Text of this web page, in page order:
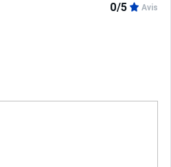
0/5 Avis